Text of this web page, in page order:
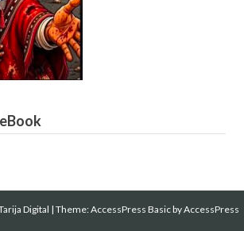
Digital | Theme:AccessPress Basicby AccessPress